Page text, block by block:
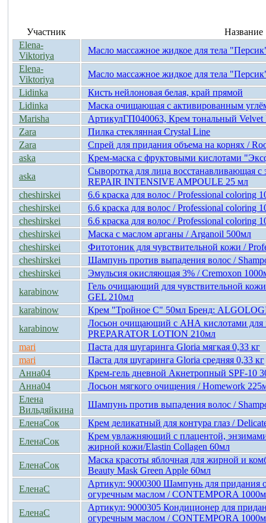
Участник
Название
Elena-
Viktoriya
Масло массажное жидкое для тела
Elena-
Viktoriya
Масло массажное жидкое для тела
Lidinka
Кисть нейлоновая белая, край прямой
Lidinka
Маска очищающая с активированным
Marisha
АртикулГП040063, Крем тональный Velvet
Zara
Пилка стеклянная Crystal Line
Zara
Спрей для придания объема на корнях /
aska
Крем-маска с фруктовыми кислотами
aska
Сыворотка для лица восстанавливающая с
REPAIR INTENSIVE AMPOULE 25 мл
cheshirskei
6.6 краска для волос / Professional coloring
cheshirskei
6.6 краска для волос / Professional coloring
cheshirskei
6.6 краска для волос / Professional coloring
cheshirskei
Маска с маслом арганы / Arganoil 500мл
cheshirskei
Фитотоник для чувствительной кожи /
cheshirskei
Шампунь против выпадения волос /
cheshirskei
Эмульсия окисляющая 3% / Cremoxon
karabinow
Гель очищающий для чувствительной
GEL 210мл
karabinow
Крем "Тройное С" 50мл Бренд:
karabinow
Лосьон очищающий с АНА кислотами для
PREPARATOR LOTION 210мл
mari
Паста для шугаринга Gloria мягкая 0,33 кг
mari
Паста для шугаринга Gloria средняя 0,33 кг
Анна04
Крем-гель дневной Акнетропный SPF-10
Анна04
Лосьон мягкого очищения / Homework
Елена
Вильдяйкина
Шампунь против выпадения волос /
ЕленаCок
Крем деликатный для контура глаз /
ЕленаCок
Крем увлажняющий с плацентой,
жирной кожи/Elastin Collagen 60мл
ЕленаCок
Маска красоты яблочная для жирной и
Beauty Mask Green Apple 60мл
ЕленаС
Артикул: 9000300 Шампунь для придания
огуречным маслом / СОNTEMPORA
ЕленаС
Артикул: 9000305 Кондиционер для
огуречным маслом / СОNTEMPORA